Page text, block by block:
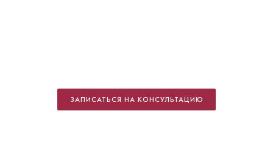
ЗАПИСАТЬСЯ НА КОНСУЛЬТАЦИЮ